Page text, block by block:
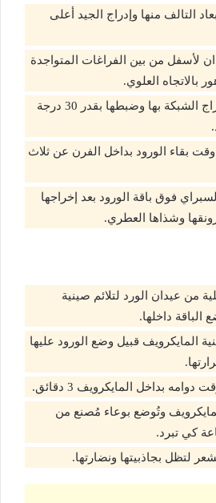
التالف منها وإدراج الجيد أعلى
لأسفل من بين الفراغات المتواجدة
بالاتجاه العلوي.
تحمية الفرن ثم إدراج الشبكة بها وضبطها بقدر 30 درجة
بقاء الورود بداخل الفرن عن ثلاث
فوق باقة الورود بعد إخراجها
وشذاها العطري.
من عيدان الورد لتلائم صينية
الباقة داخلها.
المايكرويف قبيل وضع الورود عليها
بداخل المايكرويف 3 دقائق.
وتُوضع بوعاء مُصنع من
لتظل بجاذبيتها ونضارتها.